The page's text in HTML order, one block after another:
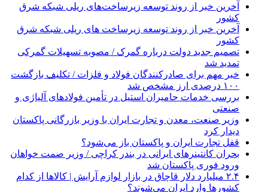
آخرین خبر از روند توسعه زیرساخت‌های ریلی شبکه شرق
کشور
آخرین خبر از روند توسعه زیرساخت های ریلی شبکه شرق
کشور
تصمیم جدید دولت درباره گمرک / مصوبه تسهیلات گمرکی
تمدید شد
خبر مهم برای صادرکنندگان فولاد و فلزات / تکلیف بازگشت
۱۰۰ درصدی ارز مشخص شد
بررسی خدمات حامیران استیل در تأمین فولادهای آلیاژی و
صنعتی
وزیر صنعت، معدن و تجارت ایران با وزیر بازرگانی پاکستان
دیدار کرد
قفل تجارت ایران و پاکستان باز می‌شود؟
بحران کانتینر‌های ایرانی در بندر کراچی / وزیر صمت خواهان
ورود فوری پاکستان شد
۲.۴ میلیارد دلار قاچاق در بازار لوازم آرایش | کالاها از کدام
کشورها وارد ایران می‌شوند؟